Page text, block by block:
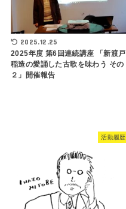
2025.12.25
2025年度 第6回連続講座 「新渡戸
稲造の愛誦した古歌を味わう その
２」開催報告
活動履歴